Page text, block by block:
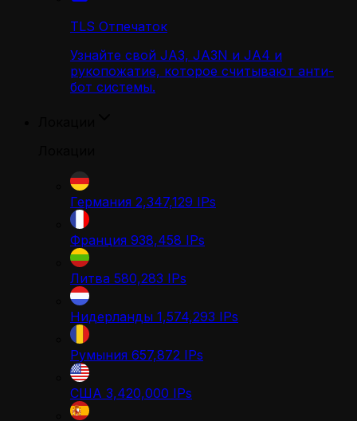
TLS Отпечаток
Узнайте свой JA3, JA3N и JA4 и
рукопожатие, которое считывают анти-
бот системы.
Германия 2,347,129 IPs
Франция 938,458 IPs
Литва 580,283 IPs
Нидерланды 1,574,293 IPs
Румыния 657,872 IPs
США 3,420,000 IPs